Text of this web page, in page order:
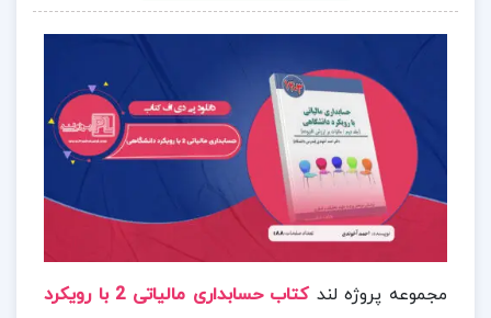
مجموعه پروژه لندکتاب
حسابداری مالیاتی 2 با رویکرد